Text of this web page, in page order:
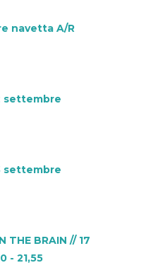
navetta A/R
settembre
settembre
THE BRAIN // 17
- 21,55